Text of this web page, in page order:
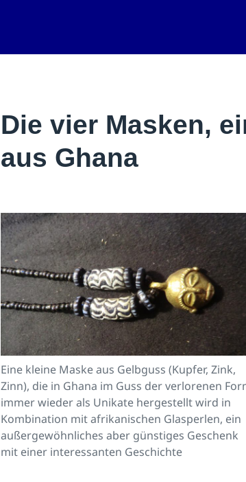
Die vier Masken,
aus Ghana
Eine kleine Maske aus Gelbguss (Kupfer, Zink,
Zinn), die in Ghana im Guss der verlorenen
immer wieder als Unikate hergestellt wird in
Kombination mit afrikanischen Glasperlen, ein
außergewöhnliches aber günstiges Geschenk
mit einer interessanten Geschichte